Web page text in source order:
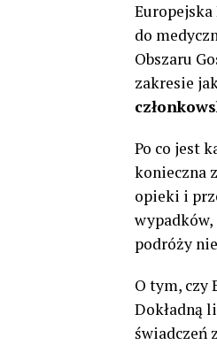
do
Obszaru
zakresie
Po co jest
konieczna
opieki i
wypadków,
podróży
O tym, czy
Dokładną
świadczeń